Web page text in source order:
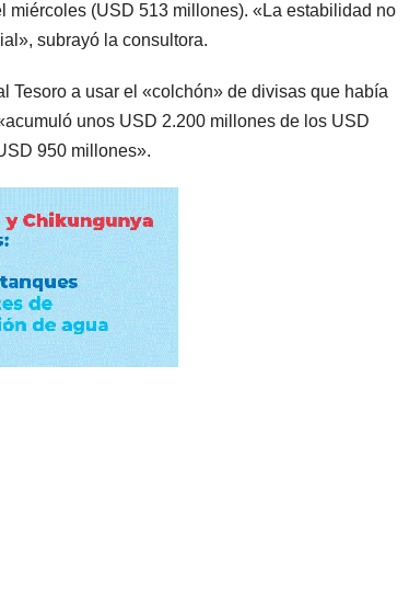
(USD 513 millones). «La estabilidad no
subrayó la consultora.
Tesoro a usar el «colchón» de divisas que había
unos USD 2.200 millones de los USD
950 millones».